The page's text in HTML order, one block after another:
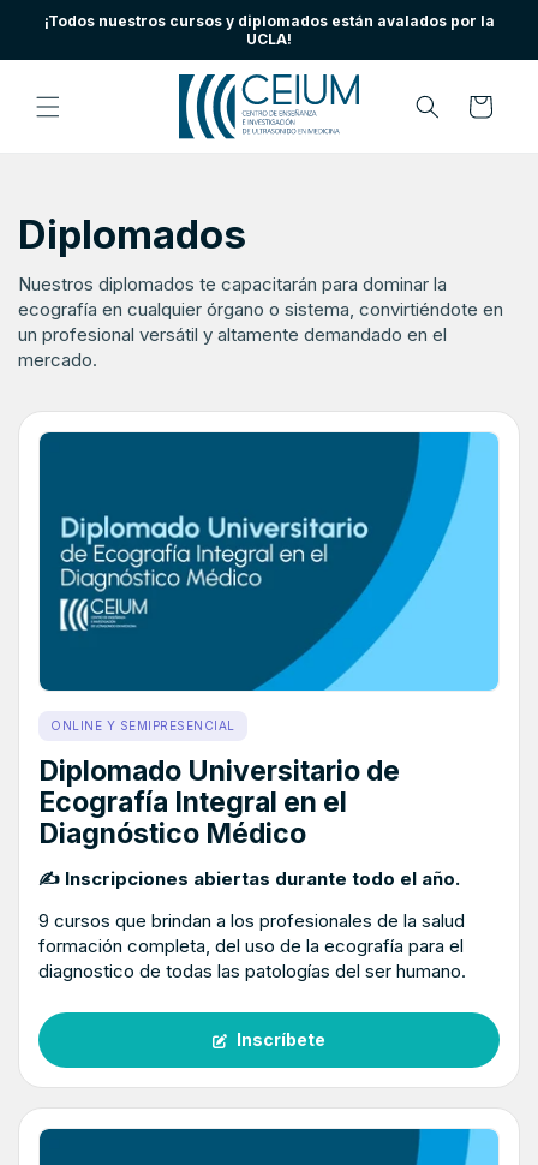
directamente
¡Todos nuestros cursos y diplomados están avalados por la
UCLA!
Carrito
Diplomados
Nuestros diplomados te capacitarán para dominar la
ecografía en cualquier órgano o sistema, convirtiéndote en
un profesional versátil y altamente demandado en el
mercado.
ONLINE Y SEMIPRESENCIAL
Diplomado Universitario de
Ecografía Integral en el
Diagnóstico Médico
✍ Inscripciones abiertas durante todo el año.
9 cursos que brindan a los profesionales de la salud
formación completa, del uso de la ecografía para el
diagnostico de todas las patologías del ser humano.
Inscríbete